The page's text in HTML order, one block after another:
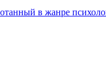
в жанре